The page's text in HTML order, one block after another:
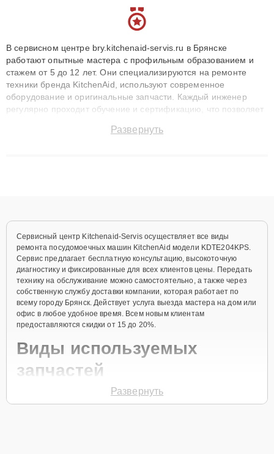
В сервисном центре bry.kitchenaid-servis.ru в Брянске
работают опытные мастера с профильным образованием и
стажем от 5 до 12 лет. Они специализируются на ремонте
техники бренда KitchenAid, используют современное
оборудование и оригинальные запчасти. Каждый инженер
регулярно проходит обучение и сертификацию, что позволяет
технику с сохранением гарантии до 3 лет. Наши мастера
Развернуть
Сервисный центр Kitchenaid-Servis осуществляет все виды
ремонта посудомоечных машин KitchenAid модели KDTE204KPS.
Сервис предлагает бесплатную консультацию, высокоточную
диагностику и фиксированные для всех клиентов цены. Передать
технику на обслуживание можно самостоятельно, а также через
собственную службу доставки компании, которая работает по
всему городу Брянск. Действует услуга выезда мастера на дом или
офис в любое удобное время. Всем новым клиентам
предоставляются скидки от 15 до 20%.
Виды используемых
запчастей
Для ремонта посудомоечной машины модели KDTE204KPS
Развернуть